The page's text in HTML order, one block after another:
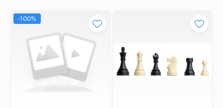
Step 3
Step 6
Tabla De Demonstratie
-100%